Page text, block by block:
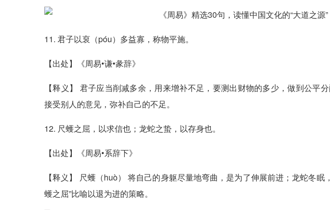
11. 君子以裒（póu）多益寡，称物平施。
【出处】《周易•谦•彖辞》
【释义】 君子应当削减多余，用来增补不足，要测出财物的多少，做到公平
接受别人的意见，弥补自己的不足。
12. 尺蠖之屈，以求信也；龙蛇之蛰，以存身也。
【出处】《周易•系辞下》
【释义】 尺蠖（huò） 将自己的身躯尽量地弯曲，是为了伸展前进；龙蛇冬眠
蠖之屈”比喻以退为进的策略。